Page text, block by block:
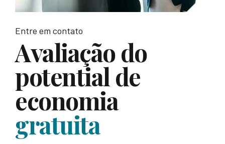
Entre em contato
Avaliação do
potential de
economia
gratuita